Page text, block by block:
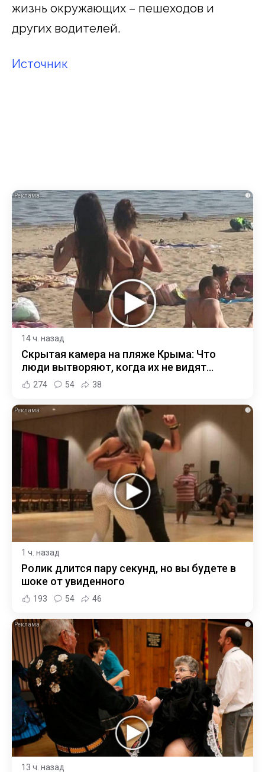
жизнь окружающих – пешеходов и
других водителей.
Источник
i
14 ч. назад
Скрытая камера на пляже Крыма: Что
люди вытворяют, когда их не видят...
274 54 38
i
1 ч. назад
Ролик длится пару секунд, но вы будете в
шоке от увиденного
193 54 46
i
13 ч. назад